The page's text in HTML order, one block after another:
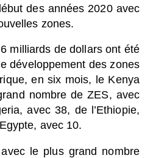
des années 2020 avec
zones.
milliards de dollars ont été
développement des zones
en six mois, le Kenya
nombre de ZES, avec
avec 38, de l’Ethiopie,
avec 10.
le plus grand nombre